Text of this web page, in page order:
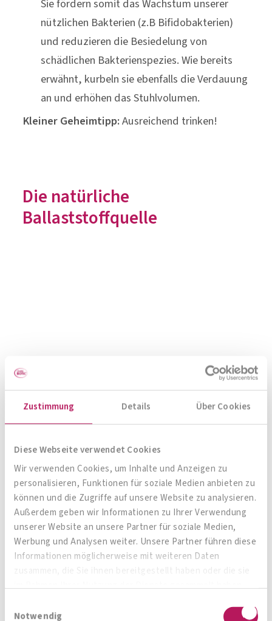
Zustimmung Details Über Cookies
Diese Webseite verwendet Cookies
Wir verwenden Cookies, um Inhalte und Anzeigen zu
personalisieren, Funktionen für soziale Medien anbieten zu
können und die Zugriffe auf unsere Website zu analysieren.
Außerdem geben wir Informationen zu Ihrer Verwendung
unserer Website an unsere Partner für soziale Medien,
Werbung und Analysen weiter. Unsere Partner führen diese
Informationen möglicherweise mit weiteren Daten
im Rahmen Ihrer Nutzung der Dienste gesammelt haben.
Notwendig
an und erhöhen das Stuhlvolumen.
Kleiner Geheimtipp:Ausreichend trinken!
Die natürliche
Ballaststoffquelle
Zweiwissenschaftlichbestens erforschte
Ballaststoffquellen sind zu gleichen Teilen in
OMNi-LOGiC® FIBRE* enthalten: Das speziell
verarbeitete resistenteMaisdextrinvereint